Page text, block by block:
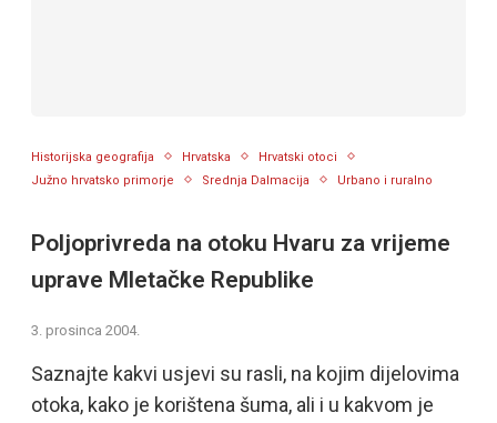
Historijska geografija Hrvatska
Hrvatski otoci
Južno hrvatsko primorje
Srednja Dalmacija Urbano i ruralno
Poljoprivreda na otoku Hvaru za vrijeme
uprave Mletačke Republike
3. prosinca 2004.
Saznajte kakvi usjevi su rasli, na kojim dijelovima
otoka, kako je korištena šuma, ali i u kakvom je